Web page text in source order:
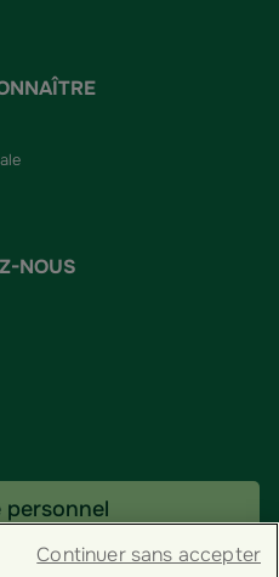
NOUS
Continuer sans accepter